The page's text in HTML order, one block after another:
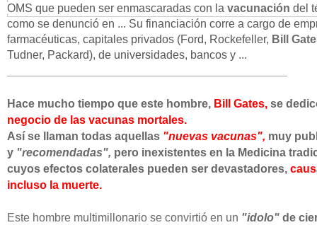
OMS que pueden ser enmascaradas con la vacunación del
como se denunció en ... Su financiación corre a cargo de
farmacéuticas, capitales privados (Ford, Rockefeller, Bill
Tudner, Packard), de universidades, bancos y ...
Hace mucho tiempo que este hombre, Bill Gates, se
negocio de las vacunas mortales.
Así se llaman todas aquellas "nuevas vacunas", muy
y "recomendadas", pero inexistentes en la Medicina
cuyos efectos colaterales pueden ser devastadores,
incluso la muerte.
Este hombre multimillonario se convirtió en un "idolo" de